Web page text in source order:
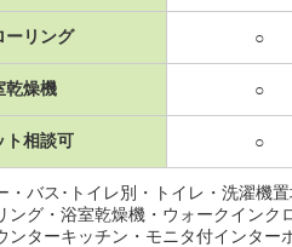
ーリング ○
乾燥機 ○
ト相談可 ○
・バス･トイレ別・トイレ・洗濯機
ング・浴室乾燥機・ウォークイン
ンターキッチン・モニタ付インタ